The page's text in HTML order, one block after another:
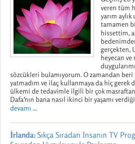
veren tüm
yarım
tamamen
hissettim,
gerçekten,
heyecan
sözcükleri bulamıyorum. O zamandan
yatmadım ve ilaç kullanmaya da hiç gerek
ülkemi de tedavimle ilgili bir çok
Dafa'nın bana nasıl ikinci bir yaşamı
devamı ...
İrlanda:Sıkça Sıradan İnsanın TV